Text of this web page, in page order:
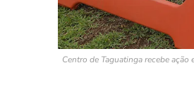
Centro de Taguatinga recebe